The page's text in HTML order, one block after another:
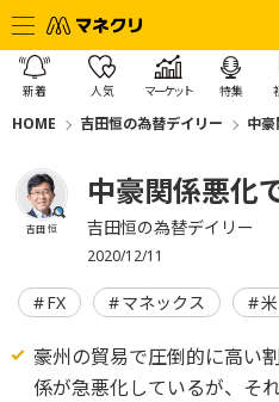
新着 人気 マーケット 特集
HOME 吉田恒の為替デイリー 中
吉田 恒
中豪関係悪化
吉田恒の為替デイリー
2020/12/11
FX マネックス
豪州の貿易で圧倒的に高い
係が急悪化しているが、そ